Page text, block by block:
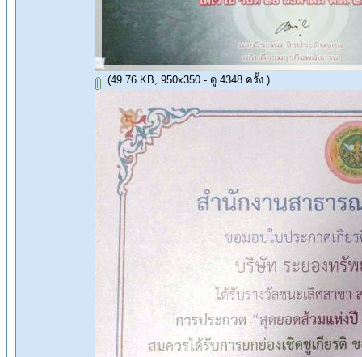
(49.76 KB, 950x350 - ดู 4348 ครั้ง.)